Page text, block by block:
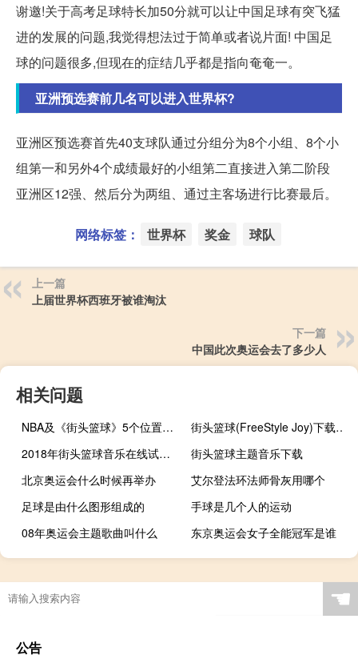
谢邀!关于高考足球特长加50分就可以让中国足球有突飞猛
进的发展的问题,我觉得想法过于简单或者说片面! 中国足
球的问题很多,但现在的症结几乎都是指向奄奄一。
亚洲预选赛前几名可以进入世界杯?
亚洲区预选赛首先40支球队通过分组分为8个小组、8个小
组第一和另外4个成绩最好的小组第二直接进入第二阶段
亚洲区12强、然后分为两组、通过主客场进行比赛最后。
网络标签： 世界杯 奖金 球队
上一篇
上届世界杯西班牙被谁淘汰
下一篇
中国此次奥运会去了多少人
相关问题
NBA及《街头篮球》5个位置的详细介绍
街头篮球(FreeStyle Joy)下载(电脑、安卓和IOS所有版本)
2018年街头篮球音乐在线试听及下载
街头篮球主题音乐下载
北京奥运会什么时候再举办
艾尔登法环法师骨灰用哪个
足球是由什么图形组成的
手球是几个人的运动
08年奥运会主题歌曲叫什么
东京奥运会女子全能冠军是谁
cf手游挑战三叉戟技能
过年胖了吃什么最好看
菲律宾奥运冠军说了什么
如何建一个室内篮球场 ☚
公告